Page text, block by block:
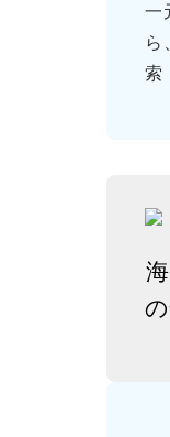
一
ら
索
の